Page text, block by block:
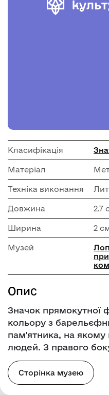
Класифікація
Матеріал
Техніка виконання
Довжина 2.7
Ширина 2
Музей
Опис
Значок прямокутної
кольору з
пам'ятника, на якому
людей. З правого
Сторінка музею